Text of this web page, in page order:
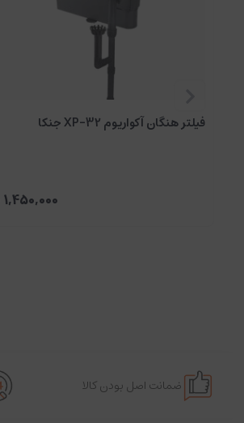
فیلتر هنگان آکواریوم XP-32 جنکا
1,450,000
ضمانت اصل بودن کالا